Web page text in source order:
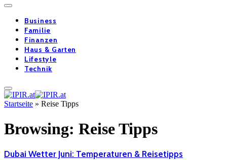
Business
Familie
Finanzen
Haus & Garten
Lifestyle
Technik
Startseite » Reise Tipps
Browsing: Reise Tipps
Dubai Wetter Juni: Temperaturen & Reisetipps